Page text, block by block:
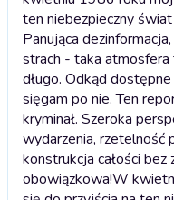
ten niebezpieczny
Panująca
strach - taka atmosfera
długo. Odkąd
sięgam po nie. Ten
kryminał. Szeroka
wydarzenia, rzetelność
konstrukcja całości bez
obowiązkowa!W